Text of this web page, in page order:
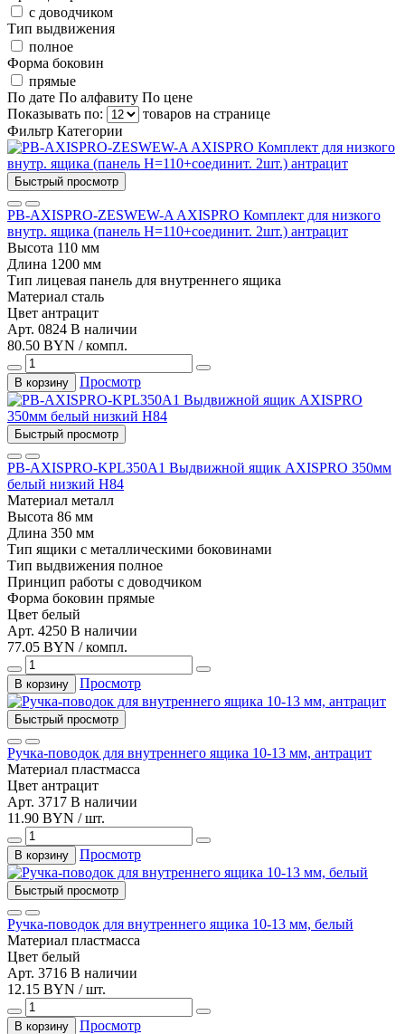
с доводчиком
Тип выдвижения
полное
Форма боковин
прямые
По дате По алфавиту По цене
Показывать по:
товаров на странице
Фильтр Категории
Быстрый просмотр
PB-AXISPRO-ZESWEW-A AXISPRO Комплект для низкого
внутр. ящика (панель Н=110+соединит. 2шт.) антрацит
Высота 110 мм
Длина 1200 мм
Тип лицевая панель для внутреннего ящика
Материал сталь
Цвет антрацит
Арт. 0824 В наличии
80.50 BYN / компл.
В корзину Просмотр
Быстрый просмотр
PB-AXISPRO-KPL350A1 Выдвижной ящик AXISPRO 350мм
белый низкий Н84
Материал металл
Высота 86 мм
Длина 350 мм
Тип ящики с металлическими боковинами
Тип выдвижения полное
Принцип работы с доводчиком
Форма боковин прямые
Цвет белый
Арт. 4250 В наличии
77.05 BYN / компл.
В корзину Просмотр
Быстрый просмотр
Ручка-поводок для внутреннего ящика 10-13 мм, антрацит
Материал пластмасса
Цвет антрацит
Арт. 3717 В наличии
11.90 BYN / шт.
В корзину Просмотр
Быстрый просмотр
Ручка-поводок для внутреннего ящика 10-13 мм, белый
Материал пластмасса
Цвет белый
Арт. 3716 В наличии
12.15 BYN / шт.
В корзину Просмотр